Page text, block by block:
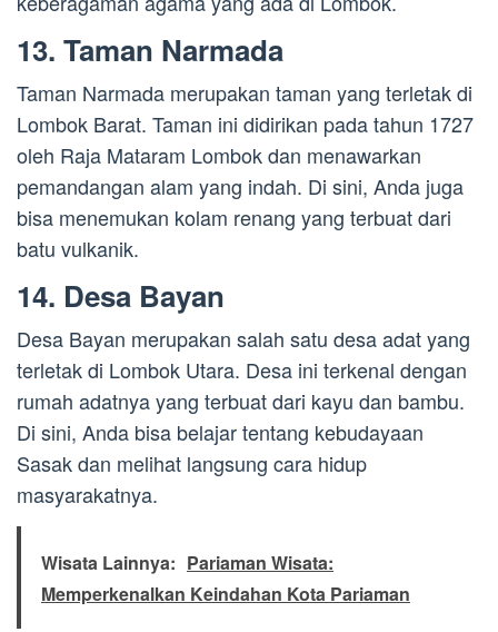
13. Taman Narmada
Taman Narmada merupakan taman yang terletak di
Lombok Barat. Taman ini didirikan pada tahun 1727
oleh Raja Mataram Lombok dan menawarkan
pemandangan alam yang indah. Di sini, Anda juga
bisa menemukan kolam renang yang terbuat dari
batu vulkanik.
14. Desa Bayan
Desa Bayan merupakan salah satu desa adat yang
terletak di Lombok Utara. Desa ini terkenal dengan
rumah adatnya yang terbuat dari kayu dan bambu.
Di sini, Anda bisa belajar tentang kebudayaan
Sasak dan melihat langsung cara hidup
masyarakatnya.
Wisata Lainnya: Pariaman Wisata:
Memperkenalkan Keindahan Kota Pariaman